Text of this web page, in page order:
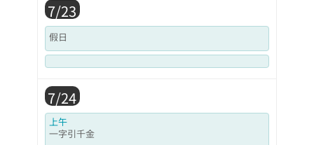
7/23
假日
7/24
上午
一字引千金